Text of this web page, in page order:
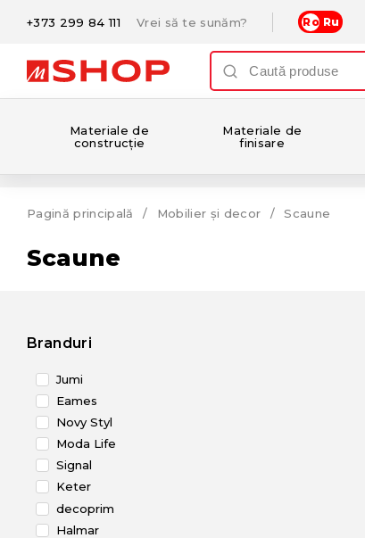
+373 299 84 111 Vrei să te sunăm? Ro Ru
Materiale de
construcție
Materiale de
finisare
Pagină principală Mobilier și decor Scaune
Scaune
Branduri
Jumi
Eames
Novy Styl
Moda Life
Signal
Keter
decoprim
Halmar